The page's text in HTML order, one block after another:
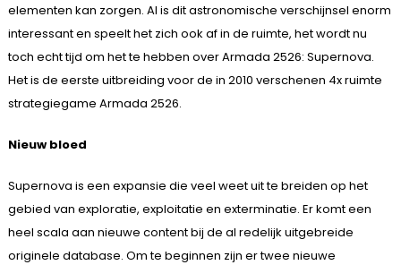
elementen kan zorgen. Al is dit astronomische verschijnsel enorm
interessant en speelt het zich ook af in de ruimte, het wordt nu
toch echt tijd om het te hebben over Armada 2526: Supernova.
Het is de eerste uitbreiding voor de in 2010 verschenen 4x ruimte
strategiegame Armada 2526.
Nieuw bloed
Supernova is een expansie die veel weet uit te breiden op het
gebied van exploratie, exploitatie en exterminatie. Er komt een
heel scala aan nieuwe content bij de al redelijk uitgebreide
originele database. Om te beginnen zijn er twee nieuwe